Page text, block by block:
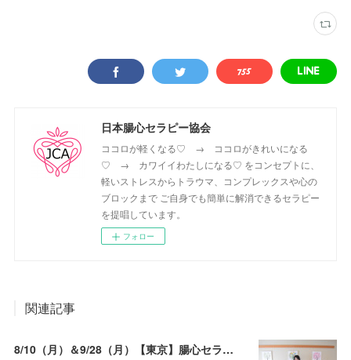
日本腸心セラピー協会
ココロが軽くなる♡ → ココロがきれいになる
♡ → カワイイわたしになる♡ をコンセプトに、
軽いストレスからトラウマ、コンプレックスや心の
ブロックまで ご自身でも簡単に解消できるセラピー
を提唱しています。
フォロー
関連記事
8/10（月）＆9/28（月）【東京】腸心セラピスト養成コース《２日間コース》開講決定